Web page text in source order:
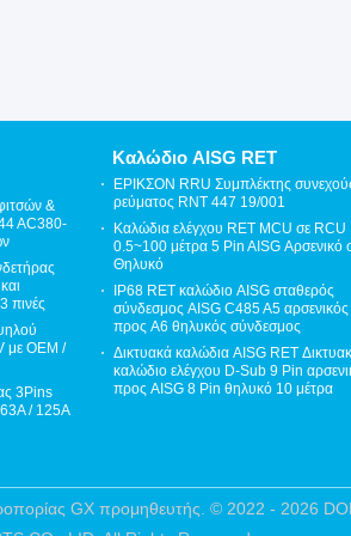
&
AC380-
πινές
με OEM /
3Pins
/ 125A
Καλώδιο AISG RET
ΕΡΙΚΣΟΝ RRU Συμπλέκτης
ρεύματος RNT 447 19/001
Καλώδια ελέγχου RET MCU σε RCU
0.5~100 μέτρα 5 Pin AISG Αρσενικό
Θηλυκό
IP68 RET καλώδιο AISG σταθερός
σύνδεσμος AISG C485 A5 αρσενικός
προς A6 θηλυκός σύνδεσμος
Δικτυακά καλώδια AISG RET
καλώδιο ελέγχου D-Sub 9 Pin
προς AISG 8 Pin θηλυκό 10 μέτρα
GX προμηθευτής. © 2022 - 2026